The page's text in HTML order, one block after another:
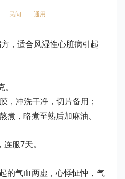
民间 通用
，适合风湿性心脏病引起
，冲洗干净，切片备用；
煮，略煮至熟后加麻油、
服7天。
的气血两虚，心悸怔忡，气